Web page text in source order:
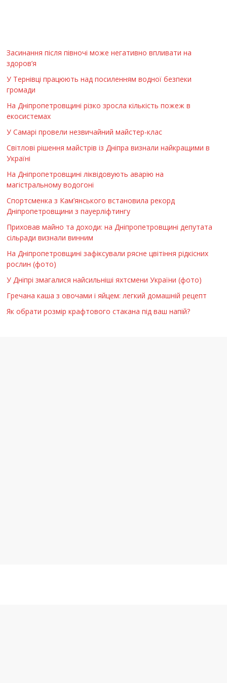
Засинання після півночі може негативно впливати на
здоров’я
У Тернівці працюють над посиленням водної безпеки
громади
На Дніпропетровщині різко зросла кількість пожеж в
екосистемах
У Самарі провели незвичайний майстер-клас
Світлові рішення майстрів із Дніпра визнали найкращими в
Україні
На Дніпропетровщині ліквідовують аварію на
магістральному водогоні
Спортсменка з Кам’янського встановила рекорд
Дніпропетровщини з пауерліфтингу
Приховав майно та доходи: на Дніпропетровщині депутата
сільради визнали винним
На Дніпропетровщині зафіксували рясне цвітіння рідкісних
рослин (фото)
У Дніпрі змагалися найсильніші яхтсмени України (фото)
Гречана каша з овочами і яйцем: легкий домашній рецепт
Як обрати розмір крафтового стакана під ваш напій?